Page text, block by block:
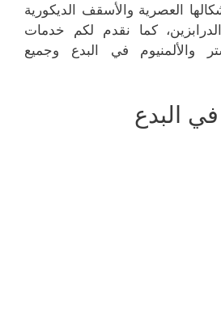
العصرية والأسقف الديكورية
كما نقدم لكم خدمات
والألمنيوم في البدع وجميع
البدع